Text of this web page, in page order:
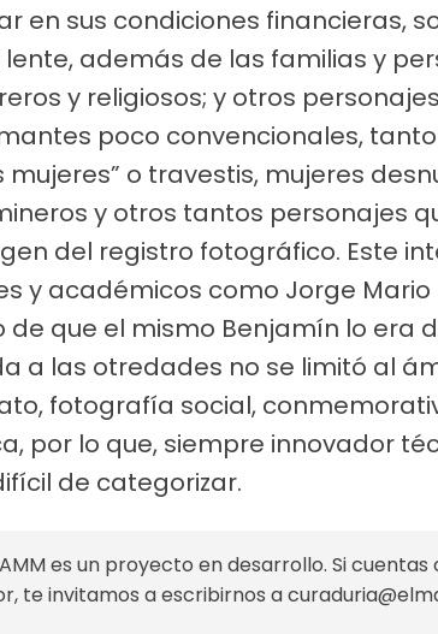
en sus condiciones financieras,
además de las familias y
y religiosos; y otros
poco convencionales,
mujeres” o travestis, mujeres
y otros tantos personajes
del registro fotográfico. Este
y académicos como Jorge
de que el mismo Benjamín lo era
a las otredades no se limitó al
fotografía social,
por lo que, siempre innovador
de categorizar.
es un proyecto en desarrollo. Si
te invitamos a escribirnos a